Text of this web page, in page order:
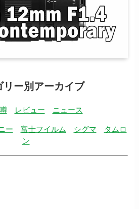
リー別アーカイブ
レビュー ニュース
ー 富士フイルム シグマ
タムロ
ン